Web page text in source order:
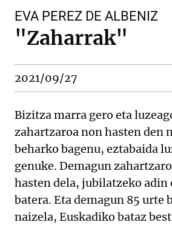
EVA PEREZ DE ALBENIZ
"Zaharrak"
2021/09/27
Bizitza marra gero eta
zahartzaroa non hasten den
beharko bagenu, eztabaida
genuke. Demagun
hasten dela, jubilatzeko
batera. Eta demagun 85 urte
naizela, Euskadiko bataz